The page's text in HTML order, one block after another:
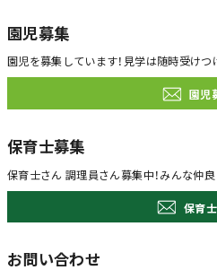
園児募集
園児を募集しています！ 見学は随時受けつ
園児
保育士募集
保育士さん 調理員さん募集中！みんな仲良
保育
お問い合わせ